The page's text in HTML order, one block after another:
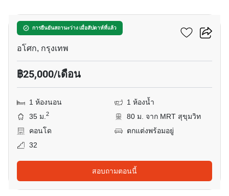
การยืนยันสถานะว่าง เมื่อสัปดาห์ที่แล้ว
แอชตัน อโศก
อโศก, กรุงเทพ
฿25,000/เดือน
1 ห้องนอน
1 ห้องน้ำ
35 ม.2
80 ม. จาก MRT สุขุมวิท
คอนโด
ตกแต่งพร้อมอยู่
32
สอบถามตอนนี้